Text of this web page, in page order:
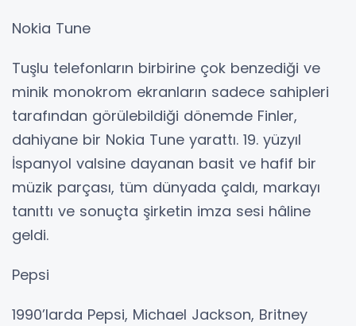
Nokia Tune
Tuşlu telefonların birbirine çok benzediği ve
minik monokrom ekranların sadece sahipleri
tarafından görülebildiği dönemde Finler,
dahiyane bir Nokia Tune yarattı. 19. yüzyıl
İspanyol valsine dayanan basit ve hafif bir
müzik parçası, tüm dünyada çaldı, markayı
tanıttı ve sonuçta şirketin imza sesi hâline
geldi.
Pepsi
1990’larda Pepsi, Michael Jackson, Britney